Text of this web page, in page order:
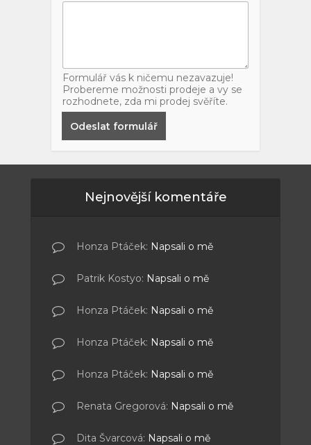
Formulář vás k ničemu nezavazuje!
Probereme možnosti prodeje a vy se
rozhodnete, zda mi prodej svěříte.
Odeslat formulář
Nejnovější komentáře
Honza Ptáček: Napsali o mě
Patrik Kostyo: Napsali o mě
Honza Ptáček: Napsali o mě
Honza Ptáček: Napsali o mě
Honza Ptáček: Napsali o mě
Renata Gregorová: Napsali o mě
Dita Švarcová: Napsali o mě